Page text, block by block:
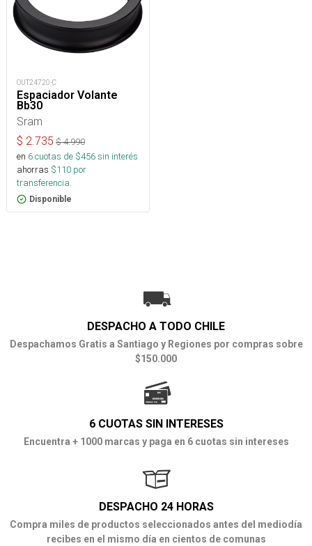
OUT24720-C
Espaciador Volante
Bb30
Sram
$ 2.735 $4.990
en 6cuotas de $456sin interés
ahorras $110 por
transferencia.
Disponible
DESPACHO A TODO CHILE
Despachamos Gratis a Santiago y Regiones por compras sobre
$150.000
6 CUOTAS SIN INTERESES
Encuentra + 1000 marcas y paga en 6 cuotas sin intereses
DESPACHO 24 HORAS
Compra miles de productos seleccionados antes del mediodía
recibes en el mismo día en cientos de comunas